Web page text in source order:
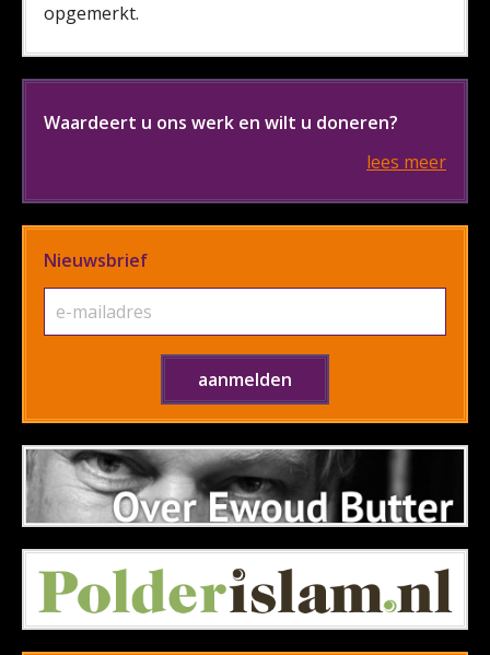
opgemerkt.
Waardeert u ons werk en wilt u doneren?
lees meer
Nieuwsbrief